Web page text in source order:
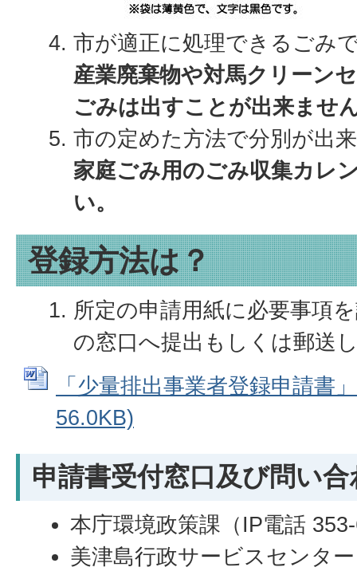
市が適正に処理できるごみ
産業廃棄物や対馬クリーン
ごみは出すことが出来ませ
市の定めた方法で分別が出
家庭ごみ用のごみ収集カレ
い。
登録方法は？
所定の申請用紙に必要事項
の窓口へ提出もしくは郵送
「少量排出事業者登録申請書
56.0KB)
申請書受付窓口及び問い
本庁環境政策課（IP電話
美津島行政サービスセンタ